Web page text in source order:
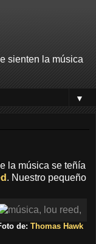
sienten la música
▼
la música se teñía
. Nuestro pequeño
de: Thomas Hawk